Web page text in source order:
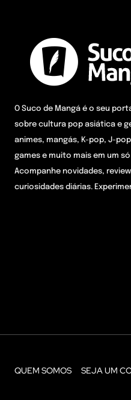
O Suco de Mangá é o seu
sobre cultura pop asiática e
animes, mangás, K-pop, J-
games e muito mais em um só
Acompanhe novidades,
curiosidades diárias.
QUEM SOMOS SEJA UM